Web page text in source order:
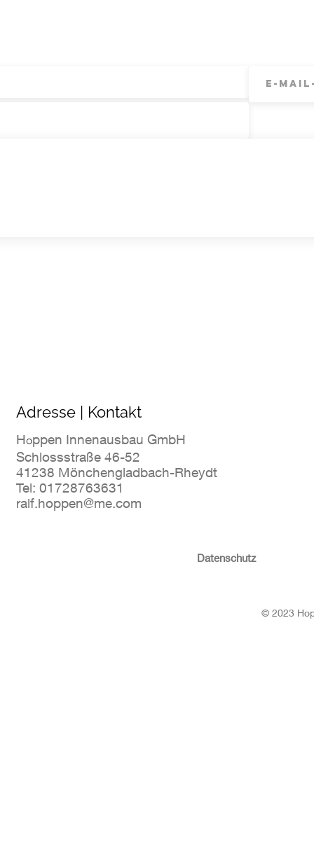
Adresse | Kontakt
Hoppen Innenausbau GmbH
Schlossstraße 46-52
41238 Mönchengladbach-Rheydt
Tel: 01728763631
ralf.hoppen@me.com
Datenschutz
© 2023